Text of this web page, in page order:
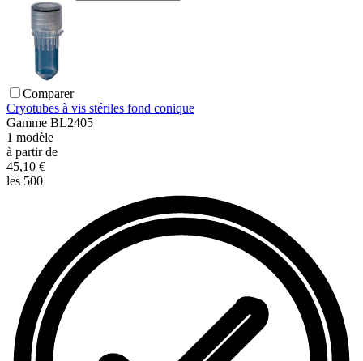
Comparer
Cryotubes à vis stériles fond conique
Gamme BL2405
1 modèle
à partir de
45,10 €
les 500